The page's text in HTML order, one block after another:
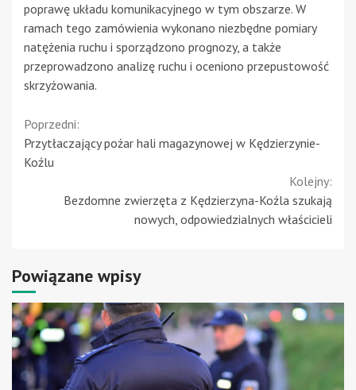
poprawę układu komunikacyjnego w tym obszarze. W
ramach tego zamówienia wykonano niezbędne pomiary
natężenia ruchu i sporządzono prognozy, a także
przeprowadzono analizę ruchu i oceniono przepustowość
skrzyżowania.
Continue
Reading
Poprzedni:
Przytłaczający pożar hali magazynowej w Kędzierzynie-
Koźlu
Kolejny:
Bezdomne zwierzęta z Kędzierzyna-Koźla szukają
nowych, odpowiedzialnych właścicieli
Powiązane wpisy